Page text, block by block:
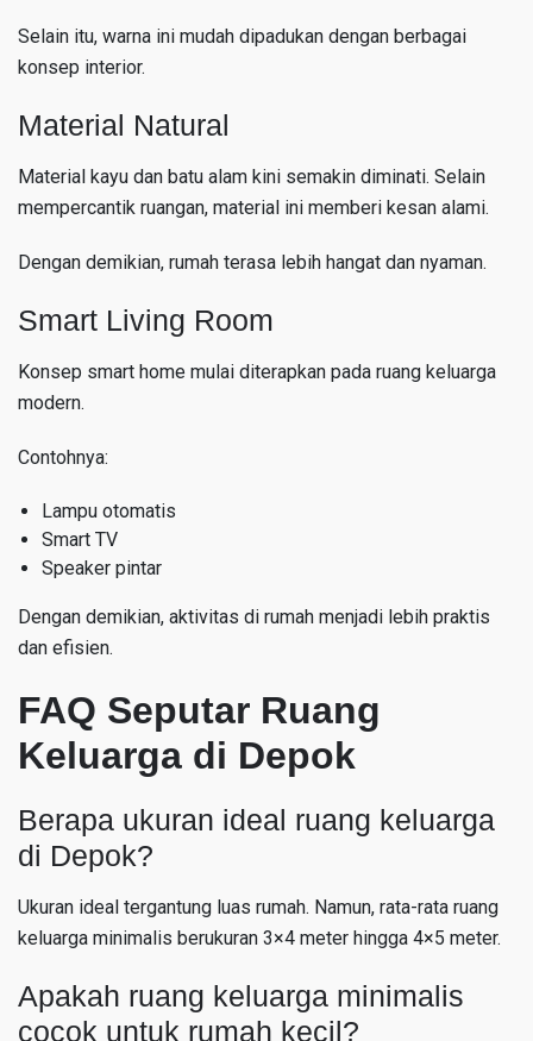
Selain itu, warna ini mudah dipadukan dengan berbagai
konsep interior.
Material Natural
Material kayu dan batu alam kini semakin diminati. Selain
mempercantik ruangan, material ini memberi kesan alami.
Dengan demikian, rumah terasa lebih hangat dan nyaman.
Smart Living Room
Konsep smart home mulai diterapkan pada ruang keluarga
modern.
Contohnya:
Lampu otomatis
Smart TV
Speaker pintar
Dengan demikian, aktivitas di rumah menjadi lebih praktis
dan efisien.
FAQ Seputar Ruang
Keluarga di Depok
Berapa ukuran ideal ruang keluarga
di Depok?
Ukuran ideal tergantung luas rumah. Namun, rata-rata ruang
keluarga minimalis berukuran 3×4 meter hingga 4×5 meter.
Apakah ruang keluarga minimalis
cocok untuk rumah kecil?